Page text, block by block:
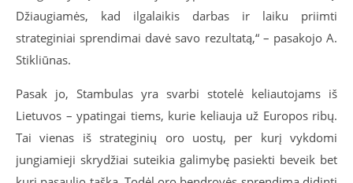
Džiaugiamės, kad ilgalaikis darbas ir laiku priimti
strateginiai sprendimai davė savo rezultatą,“ – pasakojo A.
Stikliūnas.
Pasak jo, Stambulas yra svarbi stotelė keliautojams iš
Lietuvos – ypatingai tiems, kurie keliauja už Europos ribų.
Tai vienas iš strateginių oro uostų, per kurį vykdomi
jungiamieji skrydžiai suteikia galimybę pasiekti beveik bet